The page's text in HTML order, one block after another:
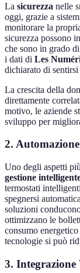
La sicurezza nelle
oggi, grazie a
monitorare la
sicurezza possono
che sono in grado
i dati di Les
dichiarato di
La crescita della
direttamente
motivo, le aziende
sviluppo per
2.
Uno degli aspetti
gestione
termostati
spegnersi
soluzioni
ottimizzano le
consumo
tecnologie si può
3. Integrazione